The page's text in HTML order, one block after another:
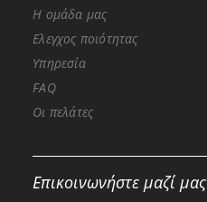
Η ομάδα μας
Ελεγχος ποιότητας
Υπηρεσία
FAQ
Οι πελάτες
Επικοινωνήστε μαζί μας